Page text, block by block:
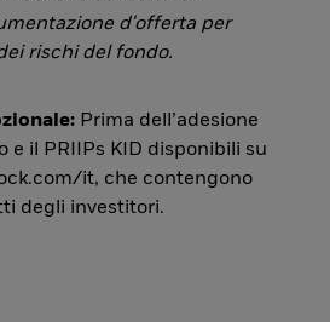
d'offerta per
rischi del fondo.
Prima dell’adesione
e il PRIIPs KID disponibili su
it, che contengono
degli investitori.